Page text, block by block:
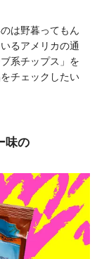
は野暮ってもん
るアメリカの通
系チップス」を
チェックしたい
味の